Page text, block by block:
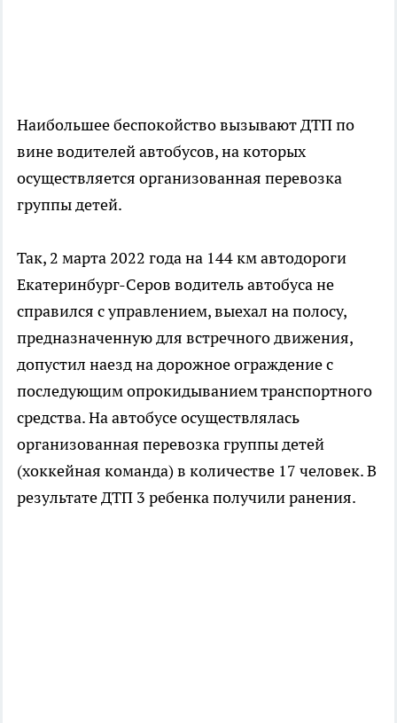
Наибольшее беспокойство вызывают ДТП по
вине водителей автобусов, на которых
осуществляется организованная перевозка
группы детей.
Так, 2 марта 2022 года на 144 км автодороги
Екатеринбург-Серов водитель автобуса не
справился с управлением, выехал на полосу,
предназначенную для встречного движения,
допустил наезд на дорожное ограждение с
последующим опрокидыванием транспортного
средства. На автобусе осуществлялась
организованная перевозка группы детей
(хоккейная команда) в количестве 17 человек. В
результате ДТП 3 ребенка получили ранения.